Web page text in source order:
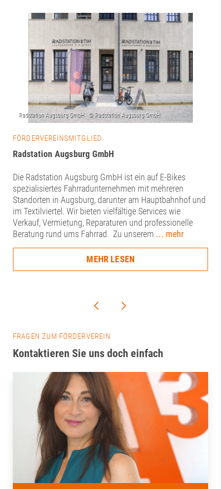
FÖRDERVEREINSMITGLIED
Radstation Augsburg GmbH
Die Radstation Augsburg GmbH ist ein auf E-Bikes
spezialisiertes Fahrradunternehmen mit mehreren
Standorten in Augsburg, darunter am Hauptbahnhof und
im Textilviertel. Wir bieten vielfältige Services wie
Verkauf, Vermietung, Reparaturen und professionelle
Beratung rund ums Fahrrad. Zu unserem ... mehr
MEHR LESEN
FRAGEN ZUM FÖRDERVEREIN
Kontaktieren Sie uns doch einfach